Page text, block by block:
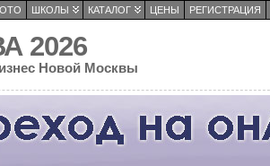
ШКОЛЫ КАТАЛОГ ЦЕНЫ РЕГИСТРАЦИЯ
2026
Новой Москвы